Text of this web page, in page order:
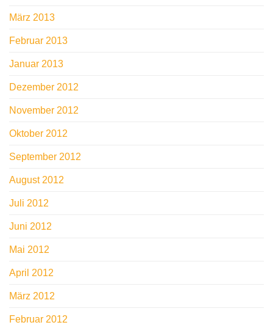
März 2013
Februar 2013
Januar 2013
Dezember 2012
November 2012
Oktober 2012
September 2012
August 2012
Juli 2012
Juni 2012
Mai 2012
April 2012
März 2012
Februar 2012